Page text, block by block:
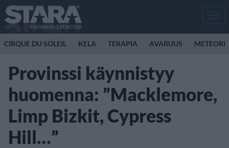
CIRQUE DU SOLEIL KELA TERAPIA AVARUUS METEORI
Provinssi käynnistyy
huomenna: ”Macklemore,
Limp Bizkit, Cypress
Hill…”